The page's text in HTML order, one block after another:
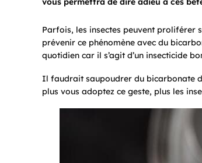
Parfois, les insectes peuvent proliférer
prévenir ce phénomène avec du
quotidien car il s’agit d’un insecticide
Il faudrait saupoudrer du bicarbonate
plus vous adoptez ce geste, plus les